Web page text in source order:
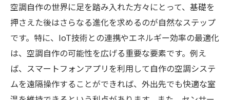
空調自作の世界に足を踏み入れた方々にとって、基礎を
押さえた後はさらなる進化を求めるのが自然なステップ
です。特に、IoT技術との連携やエネルギー効率の最適化
は、空調自作の可能性を広げる重要な要素です。例え
ば、スマートフォンアプリを利用して自作の空調システ
ムを遠隔操作することができれば、外出先でも快適な室